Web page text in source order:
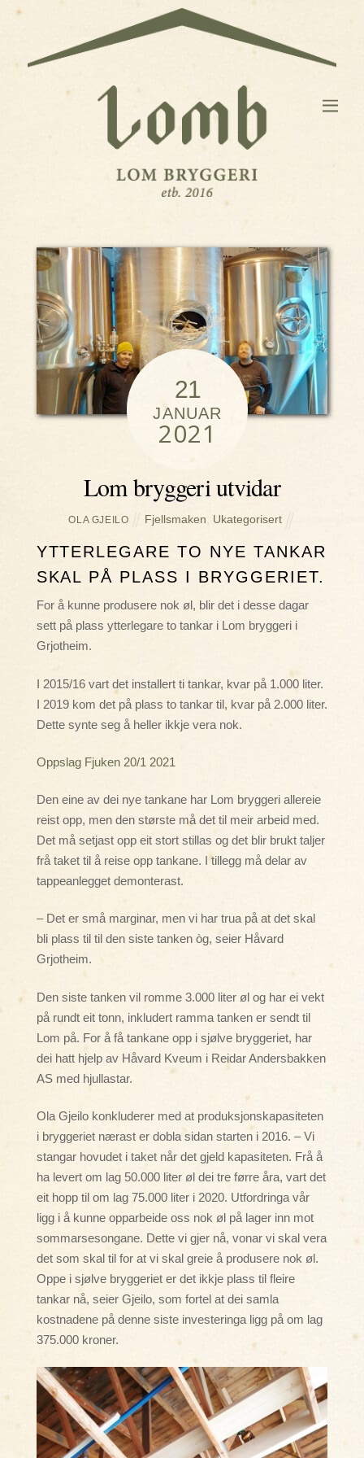
21
JANUAR
2021
Lom bryggeri utvidar
OLA GJEILO Fjellsmaken Ukategorisert
YTTERLEGARE TO NYE TANKAR
SKAL PÅ PLASS I BRYGGERIET.
For å kunne produsere nok øl, blir det i desse dagar
sett på plass ytterlegare to tankar i Lom bryggeri i
Grjotheim.
I 2015/16 vart det installert ti tankar, kvar på 1.000 liter.
I 2019 kom det på plass to tankar til, kvar på 2.000 liter.
Dette synte seg å heller ikkje vera nok.
Oppslag Fjuken 20/1 2021
Den eine av dei nye tankane har Lom bryggeri allereie
reist opp, men den største må det til meir arbeid med.
Det må setjast opp eit stort stillas og det blir brukt taljer
frå taket til å reise opp tankane. I tillegg må delar av
tappeanlegget demonterast.
– Det er små marginar, men vi har trua på at det skal
bli plass til til den siste tanken òg, seier Håvard
Grjotheim.
Den siste tanken vil romme 3.000 liter øl og har ei vekt
på rundt eit tonn, inkludert ramma tanken er sendt til
Lom på. For å få tankane opp i sjølve bryggeriet, har
dei hatt hjelp av Håvard Kveum i Reidar Andersbakken
AS med hjullastar.
Ola Gjeilo konkluderer med at produksjonskapasiteten
i bryggeriet nærast er dobla sidan starten i 2016. – Vi
stangar hovudet i taket når det gjeld kapasiteten. Frå å
ha levert om lag 50.000 liter øl dei tre førre åra, vart det
eit hopp til om lag 75.000 liter i 2020. Utfordringa vår
ligg i å kunne opparbeide oss nok øl på lager inn mot
sommarsesongane. Dette vi gjer nå, vonar vi skal vera
det som skal til for at vi skal greie å produsere nok øl.
Oppe i sjølve bryggeriet er det ikkje plass til fleire
tankar nå, seier Gjeilo, som fortel at dei samla
kostnadene på denne siste investeringa ligg på om lag
375.000 kroner.